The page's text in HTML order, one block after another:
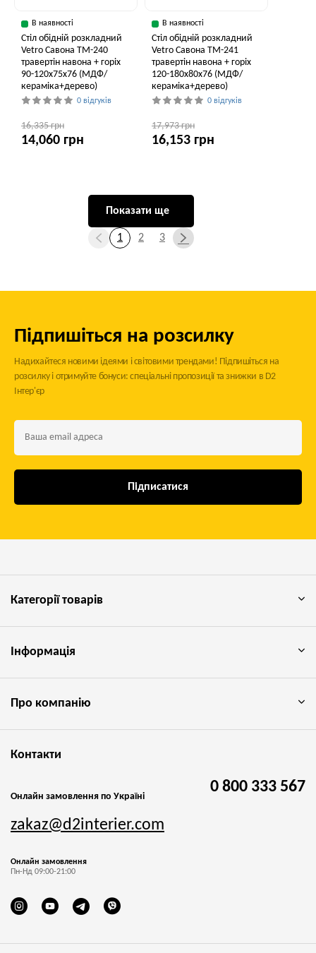
В наявності
Стіл обідній розкладний
Vetro Савона TM-240
травертін навона + горіх
90-120x75x76 (МДФ/
кераміка+дерево)
0 відгуків
16,335 грн
14,060 грн
В наявності
Стіл обідній розкладний
Vetro Савона TM-241
травертін навона + горіх
120-180x80x76 (МДФ/
кераміка+дерево)
0 відгуків
17,973 грн
16,153 грн
Показати ще
1 2 3
Підпишіться на розсилку
Надихайтеся новими ідеями і світовими трендами! Підпишіться на
розсилку і отримуйте бонуси: спеціальні пропозиції та знижки в D2
Інтер'єр
Підписатися
Категорії товарів
Інформація
Про компанію
Контакти
Онлайн замовлення по Україні
0 800 333 567
zakaz@d2interier.com
Онлайн замовлення
Пн-Нд 09:00-21:00